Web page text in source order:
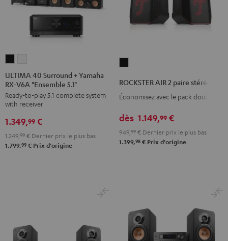
40
Surround
+
Yamaha
RX-
V6A
"Ensemble
40
Surround
+
Yamaha
RX-
V6A
"Ensemble
ULTIMA 40 Surround + Yamaha
RX-V6A "Ensemble 5.1"
Ready-to-play 5.1 complete system
with receiver
1.349,99 €
1.249, 99 € Dernier prix le plus bas
1.799,99 € Prix d'origine
2
paire
Noir
ROCKSTER AIR 2 paire stéréo
Économisez avec le pack double
dès 1.149,99 €
949, 99 € Dernier prix le plus bas
1.399,98 € Prix d'origine